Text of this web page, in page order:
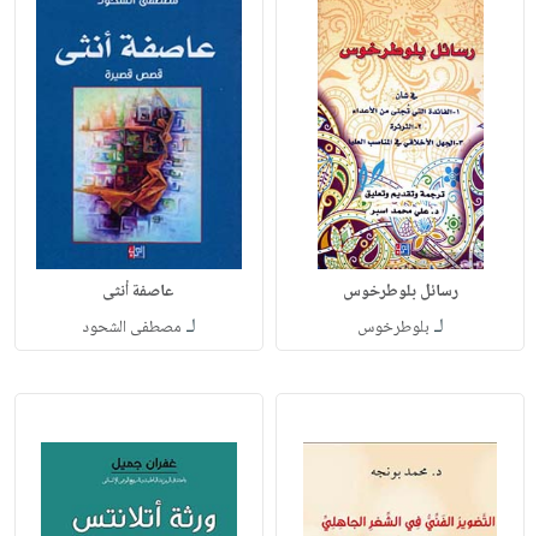
رسائل بلوطرخوس
لـ بلوطرخوس
عاصفة أنثى
لـ مصطفى الشحود